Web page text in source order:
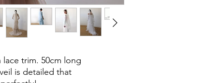
trim. 50cm long
is detailed that